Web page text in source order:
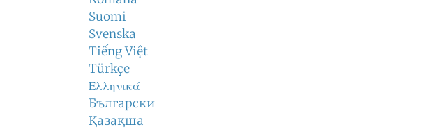
Suomi
Svenska
Tiếng Việt
Türkçe
Ελληνικά
Български
Қазақша